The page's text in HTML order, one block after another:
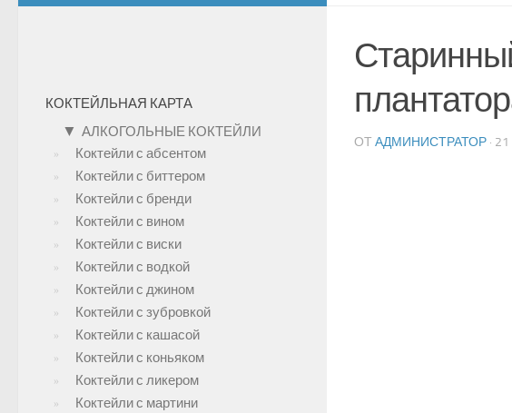
ОТ АДМИНИСТРАТОР ·
КОКТЕЙЛЬНАЯ КАРТА
▼ АЛКОГОЛЬНЫЕ КОКТЕЙЛИ
Коктейли с абсентом
Коктейли с биттером
Коктейли с бренди
Коктейли с вином
Коктейли с виски
Коктейли с водкой
Коктейли с джином
Коктейли с зубровкой
Коктейли с кашасой
Коктейли с коньяком
Коктейли с ликером
Коктейли с мартини